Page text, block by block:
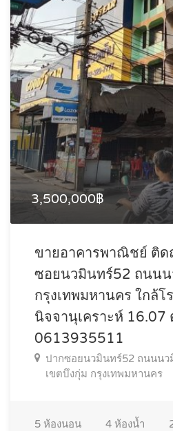
3,500,000฿
ขายอาคารพาณิชย์ ติ
ซอยนวมินทร์52 ถนนน
กรุงเทพมหานคร ใกล้โ
นิจจานุเคราะห์ 16.07
0613935511
ปากซอยนวมินทร์52 ถนนนว
เขตบึงกุ่ม กรุงเทพมหานคร
5 ห้องนอน 4 ห้องน้ำ